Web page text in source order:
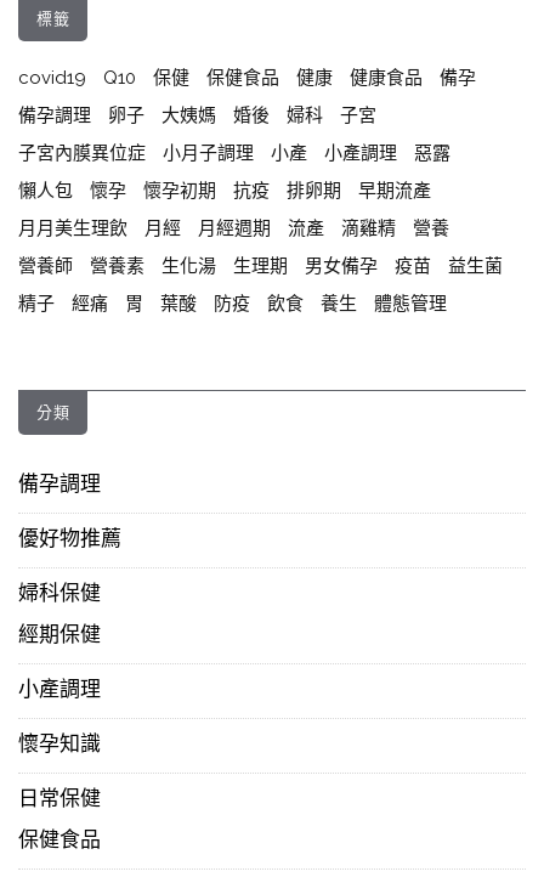
標籤
covid19 Q10 保健 保健食品 健康 健康食品
備孕
備孕調理
卵子 大姨媽 婚後 婦科
子宮
子宮內膜異位症
小月子調理 小產 小產調理
惡露
懶人包
懷孕 懷孕初期 抗疫 排卵期
早期流產
月月美生理飲
月經 月經週期 流產 滴雞精
營養
營養師
營養素 生化湯 生理期 男女備孕 疫苗
益生菌
精子
經痛 胃 葉酸 防疫 飲食 養生 體態管理
分類
備孕調理
優好物推薦
婦科保健
經期保健
小產調理
懷孕知識
日常保健
保健食品